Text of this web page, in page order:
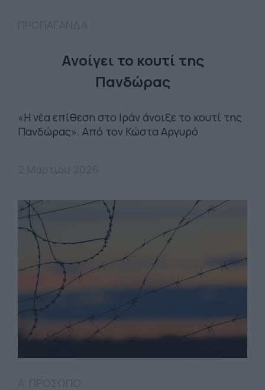
Ανοίγει το κουτί της
Πανδώρας
«Η νέα επίθεση στο Ιράν άνοιξε το κουτί της
Πανδώρας». Από τον Κώστα Αργυρό